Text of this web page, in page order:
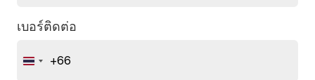
เบอร์ติดต่อ
Thailand
+66